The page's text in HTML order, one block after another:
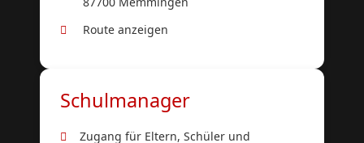
Route anzeigen
Schulmanager
Zugang für Eltern, Schüler und